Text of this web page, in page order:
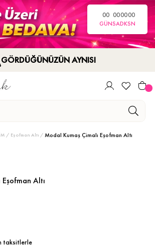
00
GÜN
00
SA
00
DK
00
SN
GÖRDÜĞÜNÜZÜN AYNISI
Eşofman Altı Modal Kumaş Çimalı Eşofman Altı
Altı
taksitlerle